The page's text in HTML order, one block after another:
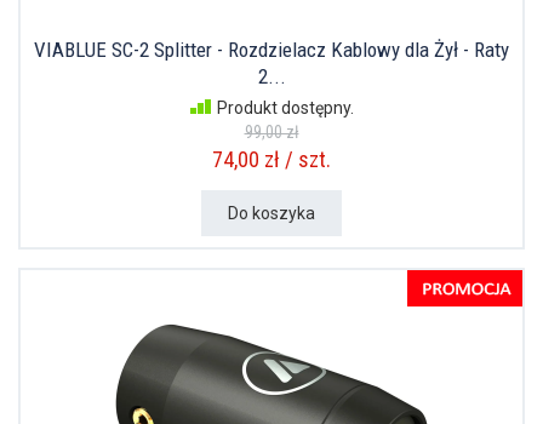
VIABLUE SC-2 Splitter - Rozdzielacz Kablowy dla Żył - Raty
2...
Produkt dostępny.
99,00 zł
74,00 zł / szt.
Do koszyka